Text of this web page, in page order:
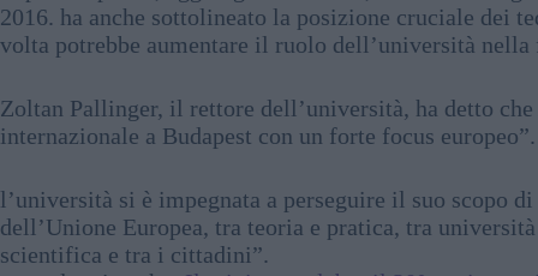
2016. ha anche sottolineato la posizione cruciale dei
volta potrebbe aumentare il ruolo dell’università nella
Zoltan Pallinger, il rettore dell’università, ha detto
internazionale a Budapest con un forte focus
l’università si è impegnata a perseguire il suo scopo
dell’Unione Europea, tra teoria e pratica, tra
scientifica e tra i cittadini”.